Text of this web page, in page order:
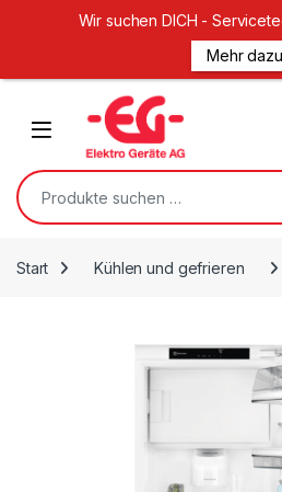
Open
Suche nach:
Start Kühlen und gefrieren
Wir suchen DICH -
Mehr dazu